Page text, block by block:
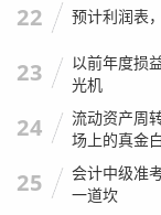
我想对那些感到
义你的人生价值。
通用的，35岁不
为“管理智慧”的
行业变迁：
22 预计利润表
23
以前年度损
光机
24
流动资产周
场上的真金
25
会计中级准
一道坎